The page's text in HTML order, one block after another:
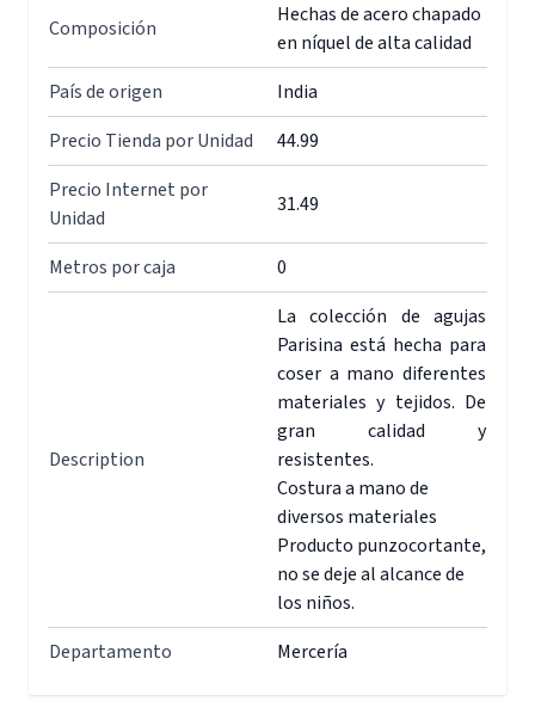
Composición
Hechas de acero chapado
en níquel de alta calidad
País de origen
India
Precio Tienda por Unidad
44.99
Precio Internet por
Unidad
31.49
Metros por caja 0
Description
La colección de agujas
Parisina está hecha para
coser a mano diferentes
materiales y tejidos. De
gran calidad y
resistentes.
Costura a mano de
diversos materiales
Producto punzocortante,
no se deje al alcance de
los niños.
Departamento
Mercería